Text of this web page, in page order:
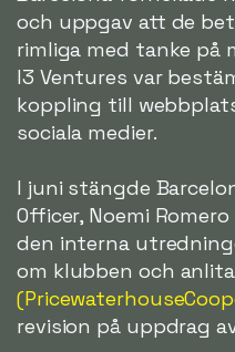
och uppgav att de
rimliga med tanke på
I3 Ventures var
koppling till
sociala medier.
I juni stängde
Officer, Noemi
den interna
om klubben och
revision på uppdrag